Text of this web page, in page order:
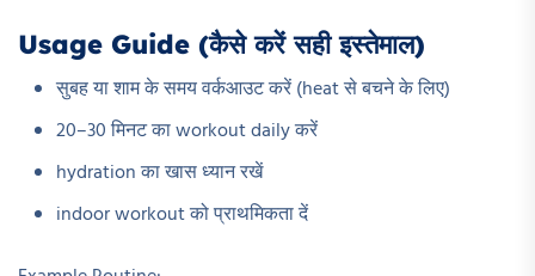
Usage Guide (कैसे करें सही इस्तेमाल)
सुबह या शाम के समय वर्कआउट करें (heat से बचने के लिए)
20–30 मिनट का workout daily करें
hydration का खास ध्यान रखें
indoor workout को प्राथमिकता दें